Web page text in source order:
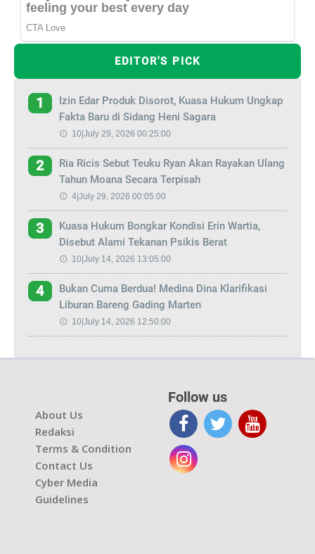
EDITOR'S PICK
1
Izin Edar Produk Disorot, Kuasa Hukum Ungkap
Fakta Baru di Sidang Heni Sagara
10|July 29, 2026 00:25:00
2
Ria Ricis Sebut Teuku Ryan Akan Rayakan Ulang
Tahun Moana Secara Terpisah
4|July 29, 2026 00:05:00
3
Kuasa Hukum Bongkar Kondisi Erin Wartia,
Disebut Alami Tekanan Psikis Berat
10|July 14, 2026 13:05:00
4
Bukan Cuma Berdua! Medina Dina Klarifikasi
Liburan Bareng Gading Marten
10|July 14, 2026 12:50:00
About Us
Redaksi
Terms & Condition
Contact Us
Cyber Media
Guidelines
Follow us